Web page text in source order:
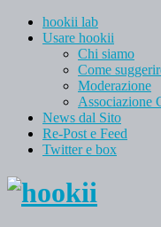
hookii lab
Usare hookii
Chi siamo
Come
Moderazione
Associazione
News dal Sito
Re-Post e Feed
Twitter e box